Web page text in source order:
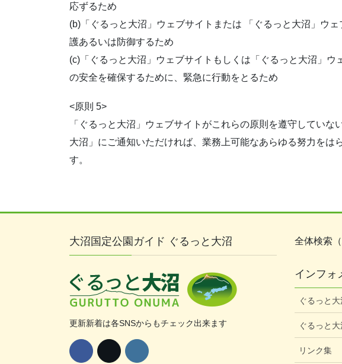
応ずるため
(b)「ぐるっと大沼」ウェブサイトまたは 「ぐるっと大沼」ウ
護あるいは防御するため
(c)「ぐるっと大沼」ウェブサイトもしくは「ぐるっと大沼」
の安全を確保するために、緊急に行動をとるため
<原則 5>
「ぐるっと大沼」ウェブサイトがこれらの原則を遵守してい
大沼」にご通知いただければ、業務上可能なあらゆる努力をは
す。
大沼国定公園ガイド ぐるっと大沼
更新新着は各SNSからもチェック出来ます
全体検索（
インフォ
ぐるっと
ぐるっと
リンク集